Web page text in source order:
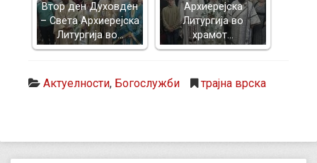
Втор ден Духовден
– Света Архиерејска
Литургија во…
Архиерејска
Литургија во
храмот…
Актуелности, Богослужби трајна врска